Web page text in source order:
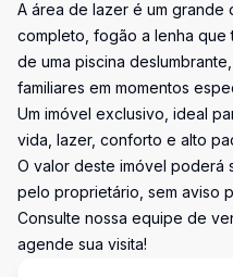
A área de lazer é um
completo, fogão a lenha que
de uma piscina
familiares em momentos
Um imóvel exclusivo, ideal
vida, lazer, conforto e alto
O valor deste imóvel poderá
pelo proprietário, sem aviso
Consulte nossa equipe de
agende sua visita!